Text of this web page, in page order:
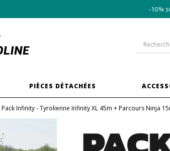
-10%
PIÈCES DÉTACHÉES
Pack Infinity - Tyrolienne Infinity XL 45m + Parcours Ninja